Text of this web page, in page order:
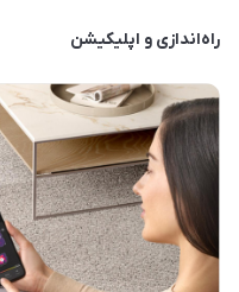
راه‌اندازی و اپلیکیشن